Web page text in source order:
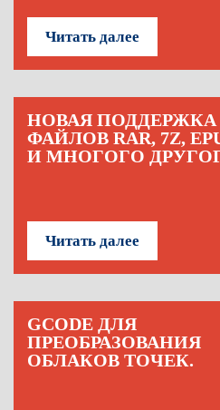
Читать далее
НОВАЯ ПОДДЕРЖКА
ФАЙЛОВ RAR, 7Z,
И МНОГОГО
Читать далее
GCODE ДЛЯ
ПРЕОБРАЗОВАНИЯ
ОБЛАКОВ ТОЧЕК.